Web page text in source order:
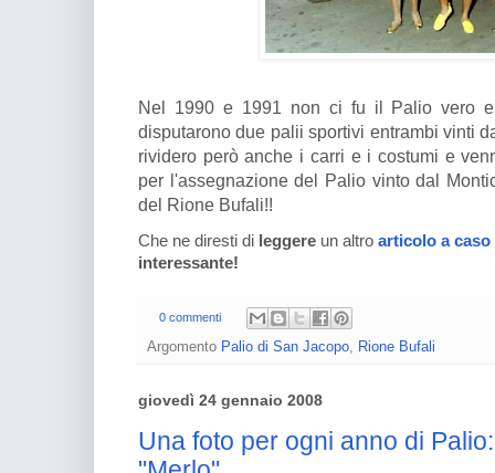
Nel 1990 e 1991 non ci fu il Palio vero
disputarono due palii sportivi entrambi vinti
rividero però anche i carri e i costumi e
per l'assegnazione del Palio vinto dal
del Rione Bufali!!
Che ne diresti di leggere un altro articolo a caso
interessante!
0 commenti
Argomento Palio di San Jacopo, Rione Bufali
giovedì 24 gennaio 2008
Una foto per ogni anno di